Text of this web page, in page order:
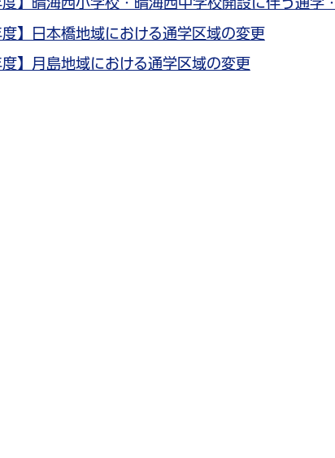
度】日本橋地域における通学区域の変更
度】月島地域における通学区域の変更